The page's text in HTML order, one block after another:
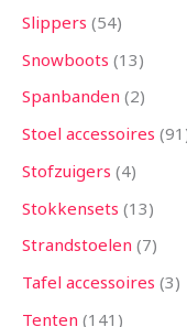
Slippers 54
Snowboots 13
Spanbanden 2
Stoel accessoires 91
Stofzuigers 4
Stokkensets 13
Strandstoelen 7
Tafel accessoires 3
Tenten 141